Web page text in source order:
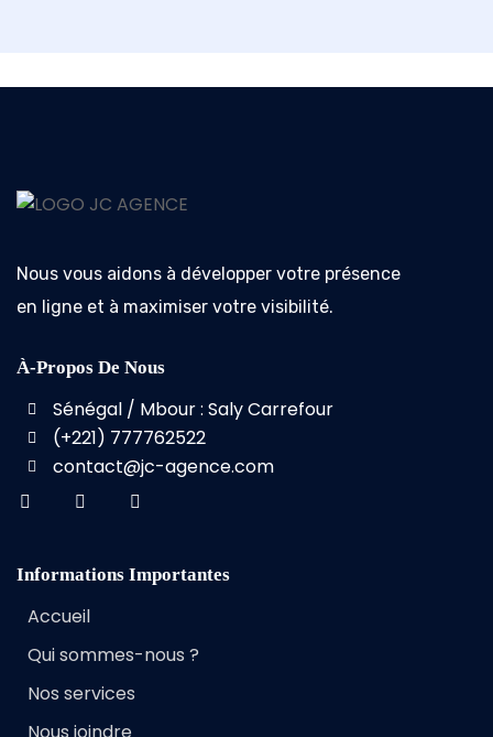
Nous vous aidons à développer votre présence
en ligne et à maximiser votre visibilité.
À-Propos De Nous
Sénégal / Mbour : Saly Carrefour
(+221) 777762522
contact@jc-agence.com
Informations Importantes
Accueil
Qui sommes-nous ?
Nos services